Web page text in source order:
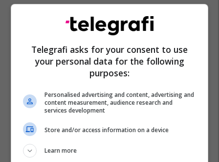
Telegrafi asks for your consent to use
your personal data for the following
purposes:
Personalised advertising and content, advertising and
content measurement, audience research and
services development
Store and/or access information on a device
Learn more